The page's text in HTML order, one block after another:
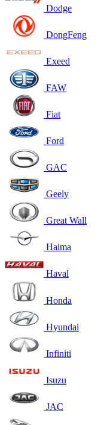
Dodge
DongFeng
Exeed
FAW
Fiat
Ford
GAC
Geely
Great Wall
Haima
Haval
Honda
Hyundai
Infiniti
Isuzu
JAC